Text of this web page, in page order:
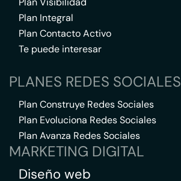
Plan Integral
Plan Contacto Activo
Te puede interesar
PLANES REDES SOCIALES
Plan Construye Redes Sociales
Plan Evoluciona Redes Sociales
Plan Avanza Redes Sociales
MARKETING DIGITAL
Diseño web